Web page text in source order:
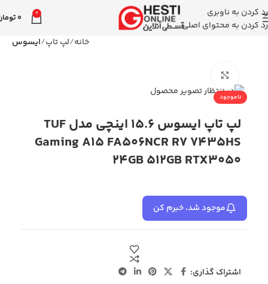
رد کردن به ناوبری
رد کردن به محتوای اصلی
0
0
خانه لپ تاپ ایسوس
ناموجود
لپ تاپ ایسوس 15.6 اینچی مدل TUF
Gaming A15 FA506NCR R7 7435HS
24GB 512GB RTX3050
موجود شد، خبرم کن
اشتراک گذاری: